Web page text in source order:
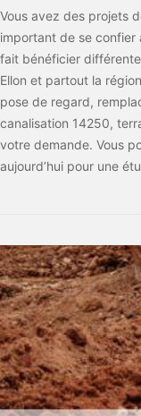
Vous avez des projets
important de se confier
fait bénéficier
Ellon et partout la
pose de regard,
canalisation 14250,
votre demande. Vous
aujourd’hui pour une